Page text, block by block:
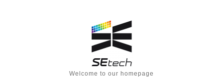
Welcome to our homepage